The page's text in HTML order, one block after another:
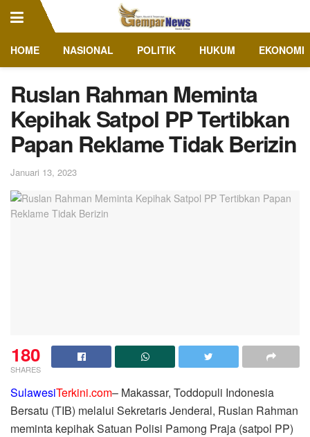
HOME NASIONAL POLITIK HUKUM EKONOMI
Ruslan Rahman Meminta
Kepihak Satpol PP Tertibkan
Papan Reklame Tidak Berizin
Januari 13, 2023
180
SHARES
SulawesiTerkini.com– Makassar, Toddopuli Indonesia
Bersatu (TIB) melalui Sekretaris Jenderal, Ruslan Rahman
meminta kepihak Satuan Polisi Pamong Praja (satpol PP)